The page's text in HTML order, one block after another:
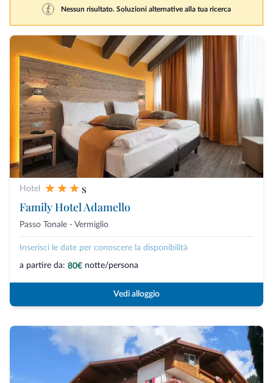
Nessun risultato. Soluzioni alternative alla tua ricerca
Hotel
s
Family Hotel Adamello
Passo Tonale - Vermiglio
Inserisci le date per conoscere la disponibilità
a partire da: 80€ notte/persona
Vedi alloggio